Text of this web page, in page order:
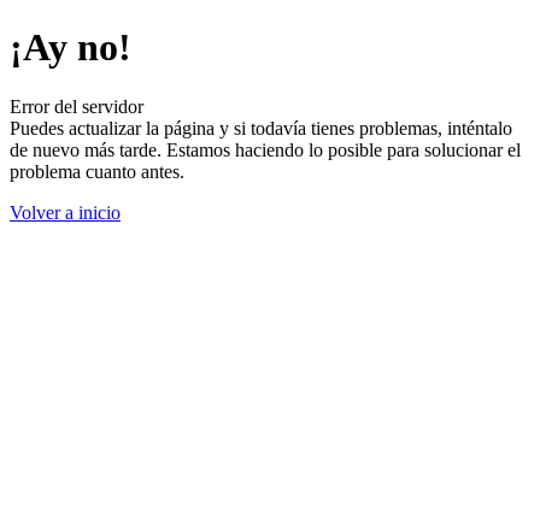
¡Ay no!
Error del servidor
Puedes actualizar la página y si todavía tienes problemas, inténtalo
de nuevo más tarde. Estamos haciendo lo posible para solucionar el
problema cuanto antes.
Volver a inicio